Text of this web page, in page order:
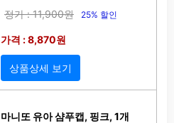
정가 : 11,900원 25% 할인
가격 : 8,870원
상품상세 보기
마니또 유아 샴푸캡, 핑크, 1개